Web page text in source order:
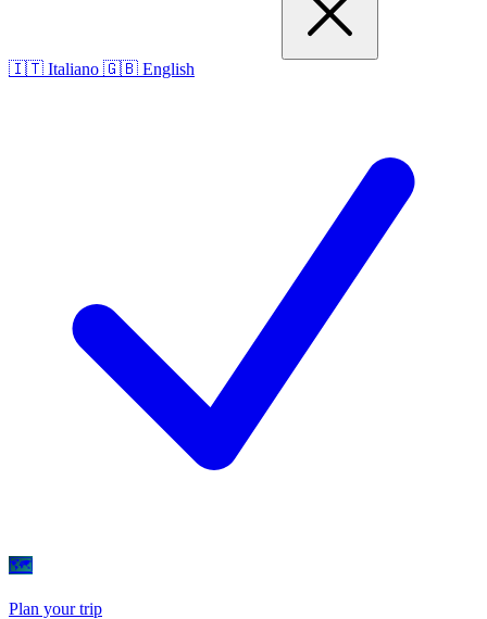
🇮🇹 Italiano 🇬🇧 English
🗺
Plan your trip